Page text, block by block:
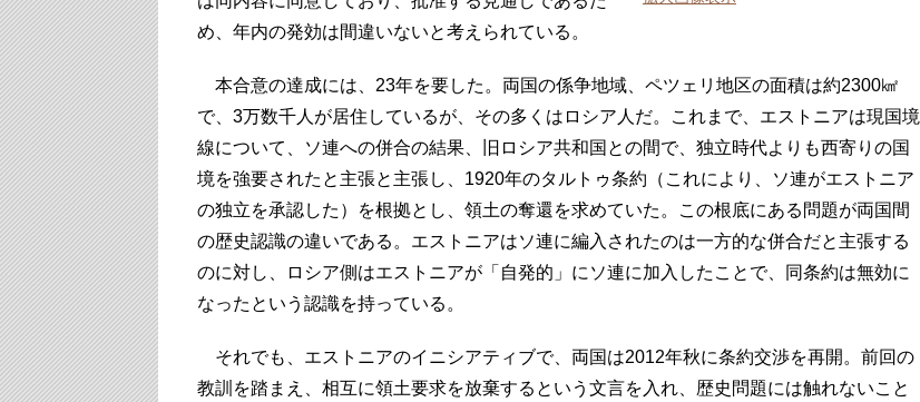
め、年内の発効は間違いないと考えられている。
本合意の達成には、23年を要した。両国の係争地域、ペツェリ地区の面積は約2300㎢
で、3万数千人が居住しているが、その多くはロシア人だ。これまで、エストニアは現国境
線について、ソ連への併合の結果、旧ロシア共和国との間で、独立時代よりも西寄りの国
境を強要されたと主張と主張し、1920年のタルトゥ条約（これにより、ソ連がエストニア
の独立を承認した）を根拠とし、領土の奪還を求めていた。この根底にある問題が両国間
の歴史認識の違いである。エストニアはソ連に編入されたのは一方的な併合だと主張する
のに対し、ロシア側はエストニアが「自発的」にソ連に加入したことで、同条約は無効に
なったという認識を持っている。
それでも、エストニアのイニシアティブで、両国は2012年秋に条約交渉を再開。前回の
教訓を踏まえ、相互に領土要求を放棄するという文言を入れ、歴史問題には触れないこと